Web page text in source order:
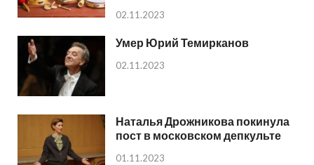
02.11.2023
Умер Юрий Темирканов
02.11.2023
Наталья Дрожникова покинула
пост в московском депкульте
01.11.2023